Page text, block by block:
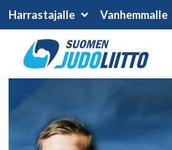
Harrastajalle Vanhemmalle